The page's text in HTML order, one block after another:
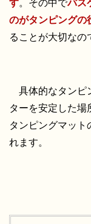
す。その中でバス
のがタンピングの
ることが大切なの
具体的なタンピ
ターを安定した場
タンピングマット
れます。